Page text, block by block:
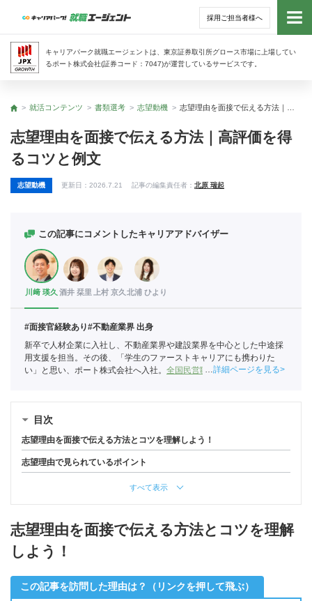
採用ご担当者様へ
キャリアパーク就職エージェントは、東京証券取引所グロース市場に上場してい
るポート株式会社(証券コード：7047)が運営しているサービスです。
トッ
トップ
就活コンテンツ 書類選考 志望動機
志望理由を面接で伝える方法｜高評価を得
るコツと例文
志望動機 更新日： 2026.7.21 記事の編集責任者： 北原 瑞起
この記事にコメントしたキャリアアドバイザー
川﨑 瑛久 酒井 栞里 上村 京久 北浦 ひより
#面接官経験あり#不動産業界 出身
新卒で人材企業に入社し、不動産業界や建設業界を中心とした中途採
用支援を担当。その後、「学生のファーストキャリアにも携わりた
い」と思い、ポート株式会社へ入社。 全国民営職業紹介事業協会職業
詳細ページを見る
目次
志望理由を面接で伝える方法とコツを理解しよう！
志望理由で見られているポイント
すべて表示
志望理由を面接で伝える方法とコツを理解
しよう！
この記事を訪問した理由は？（リンクを押して飛ぶ）